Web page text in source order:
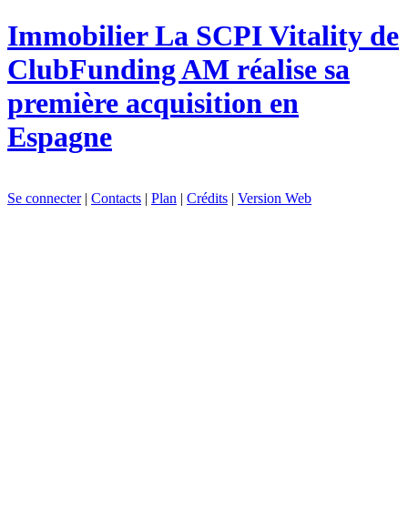
ImmobilierLa SCPI Vitality de
ClubFunding AM réalise sa
première acquisition en
Espagne
Se connecter| Contacts | Plan | Crédits | Version Web